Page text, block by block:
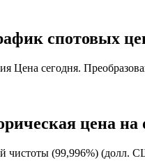
спотовых
Цена сегодня.
цена
(99,996%) (долл.